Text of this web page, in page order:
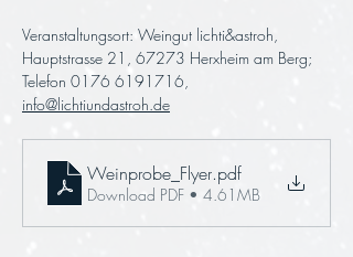
Veranstaltungsort: Weingut lichti&astroh,
Hauptstrasse 21, 67273 Herxheim am Berg;
Telefon 0176 6191716,
info@lichtiundastroh.de
Weinprobe_Flyer.pdf
Download PDF • 4.61MB